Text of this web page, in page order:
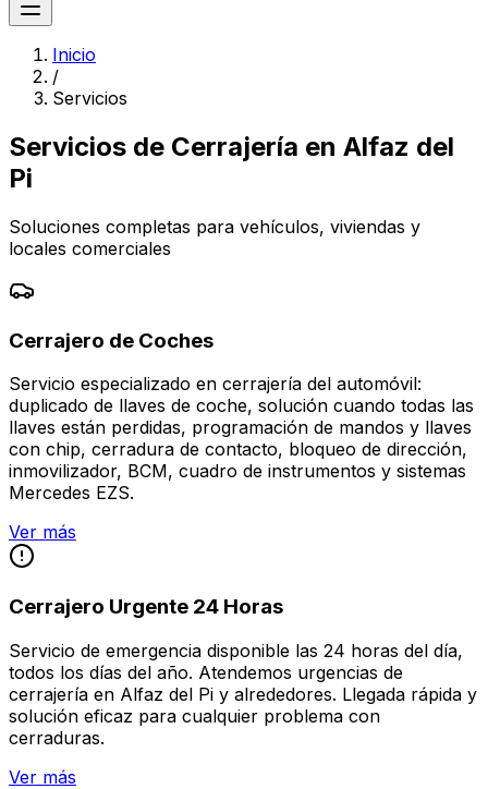
Inicio
/
Servicios
Servicios de Cerrajería en Alfaz del
Pi
Soluciones completas para vehículos, viviendas y
locales comerciales
Cerrajero de Coches
Servicio especializado en cerrajería del automóvil:
duplicado de llaves de coche, solución cuando todas las
llaves están perdidas, programación de mandos y llaves
con chip, cerradura de contacto, bloqueo de dirección,
inmovilizador, BCM, cuadro de instrumentos y sistemas
Mercedes EZS.
Ver más
Cerrajero Urgente 24 Horas
Servicio de emergencia disponible las 24 horas del día,
todos los días del año. Atendemos urgencias de
cerrajería en Alfaz del Pi y alrededores. Llegada rápida y
solución eficaz para cualquier problema con
cerraduras.
Ver más